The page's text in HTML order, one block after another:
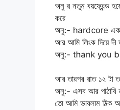
অনু র নতুন বয়ফ্রেন্ড
করে
অনু:- hardcore
আর আমি লিংক দিয়ে দী
অনু:- thank you
আর তারপর রাত ১২ টা
অনু:- এসব আর
তো আমি ভাবলাম ঠিক